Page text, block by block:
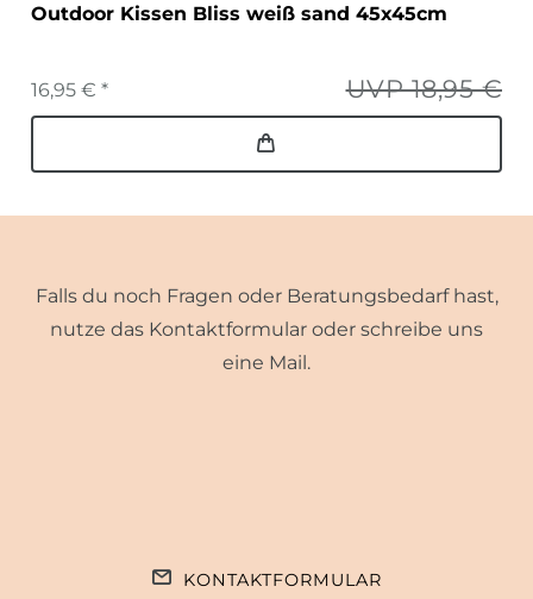
Outdoor Kissen Bliss weiß sand 45x45cm
UVP 18,95 €
16,95 € *
Falls du noch Fragen oder Beratungsbedarf hast,
nutze das Kontaktformular oder schreibe uns
eine Mail.
KONTAKTFORMULAR